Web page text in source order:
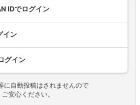
IDでログイン
イン
グイン
に自動投稿はされませんので
ご安心ください。